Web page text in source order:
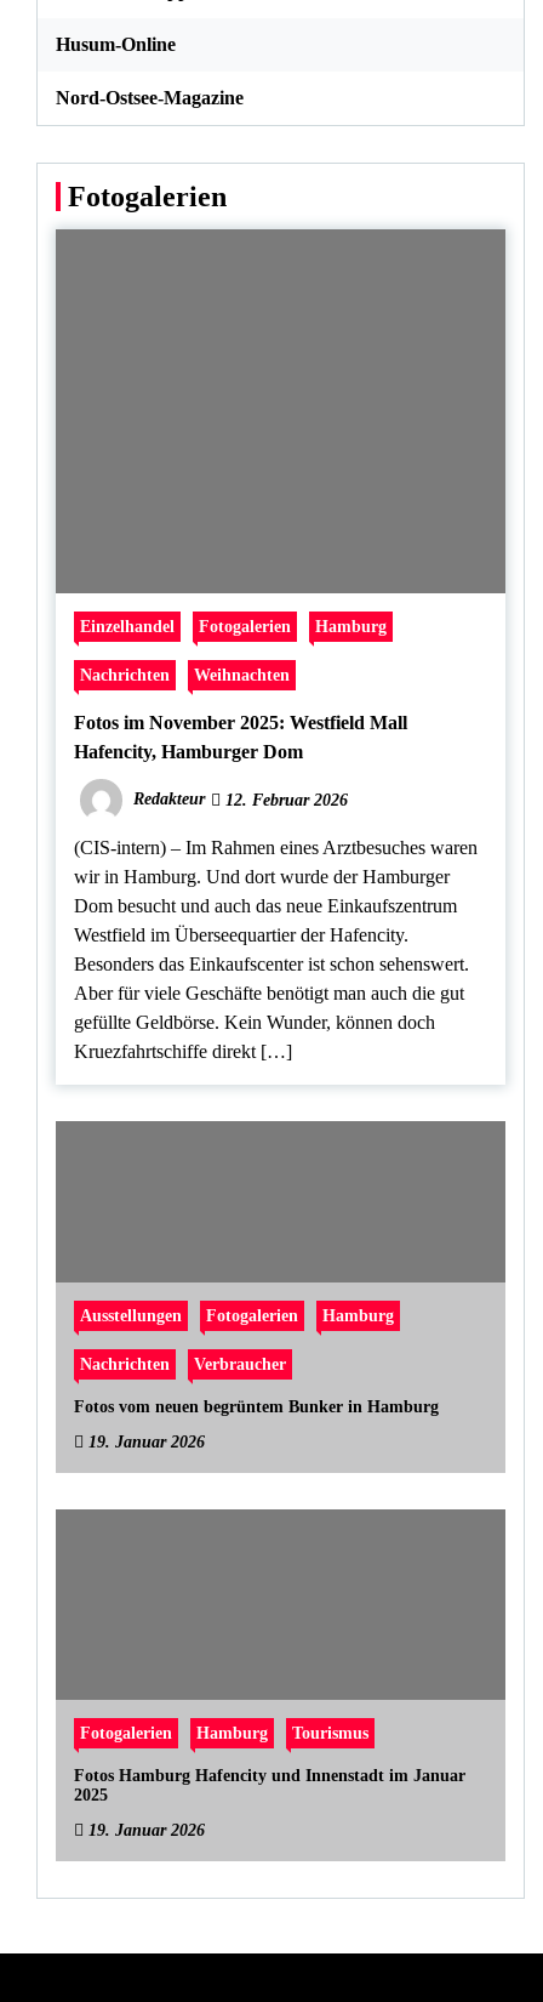
Husum-Online
Nord-Ostsee-Magazine
Fotogalerien
Einzelhandel Fotogalerien Hamburg
Nachrichten Weihnachten
Fotos im November 2025: Westfield Mall
Hafencity, Hamburger Dom
Redakteur 12. Februar 2026
(CIS-intern) – Im Rahmen eines Arztbesuches waren
wir in Hamburg. Und dort wurde der Hamburger
Dom besucht und auch das neue Einkaufszentrum
Westfield im Überseequartier der Hafencity.
Besonders das Einkaufscenter ist schon sehenswert.
Aber für viele Geschäfte benötigt man auch die gut
gefüllte Geldbörse. Kein Wunder, können doch
Kruezfahrtschiffe direkt […]
Ausstellungen Fotogalerien Hamburg
Nachrichten Verbraucher
Fotos vom neuen begrüntem Bunker in Hamburg
19. Januar 2026
Fotogalerien Hamburg Tourismus
Fotos Hamburg Hafencity und Innenstadt im Januar
2025
19. Januar 2026